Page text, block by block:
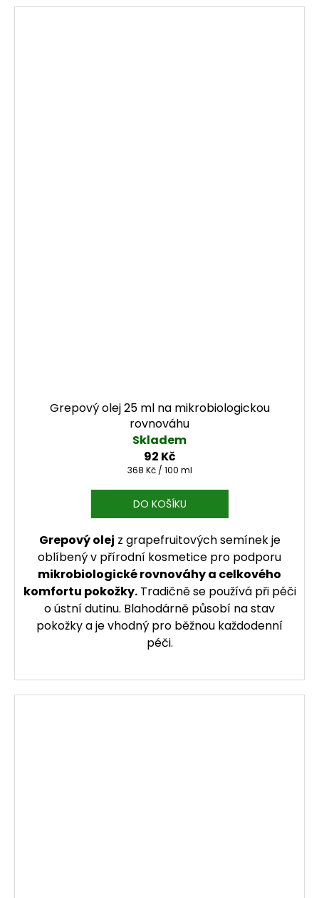
Grepový olej 25 ml na mikrobiologickou
rovnováhu
Skladem
92 Kč
Měrná cena:
368 Kč / 100 ml
DO KOŠÍKU
Grepový olej z grapefruitových semínek je
oblíbený v přírodní kosmetice pro podporu
mikrobiologické rovnováhy a celkového
komfortu pokožky.Tradičně se používá při péči
o ústní dutinu. Blahodárně působí na stav
pokožky a je vhodný pro běžnou každodenní
péči.